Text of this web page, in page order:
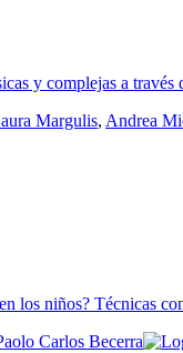
y complejas a
Margulis, Andrea
los niños? Técnicas
Carlos Becerra